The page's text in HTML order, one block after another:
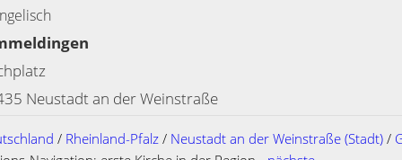
Neustadt an der Weinstraße
/ Rheinland-Pfalz / Neustadt an der Weinstraße (Stadt) /